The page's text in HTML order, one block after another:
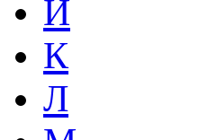
Й
К
Л